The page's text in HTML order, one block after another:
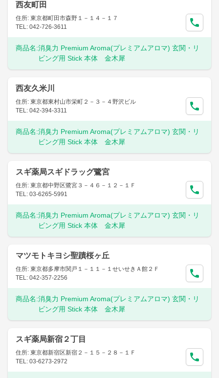
西友町田
住所: 東京都町田市森野１－１４－１７
TEL: 042-726-3611
商品名:消臭力 Premium Aroma(プレミアムアロマ) 玄関・リ
ビング用 Stick 本体 金木犀
西友久米川
住所: 東京都東村山市栄町２－３－４野沢ビル
TEL: 042-394-3311
商品名:消臭力 Premium Aroma(プレミアムアロマ) 玄関・リ
ビング用 Stick 本体 金木犀
スギ薬局スギドラッグ鷺宮
住所: 東京都中野区鷺宮３－４６－１２－１Ｆ
TEL: 03-6265-5991
商品名:消臭力 Premium Aroma(プレミアムアロマ) 玄関・リ
ビング用 Stick 本体 金木犀
マツモトキヨシ聖蹟桜ヶ丘
住所: 東京都多摩市関戸１－１１－１せいせきＡ館２Ｆ
TEL: 042-357-2256
商品名:消臭力 Premium Aroma(プレミアムアロマ) 玄関・リ
ビング用 Stick 本体 金木犀
スギ薬局新宿２丁目
住所: 東京都新宿区新宿２－１５－２８－１Ｆ
TEL: 03-6273-2972